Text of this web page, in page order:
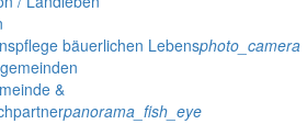
bäuerlichen Lebensphoto_camera
&
panorama_fish_eye